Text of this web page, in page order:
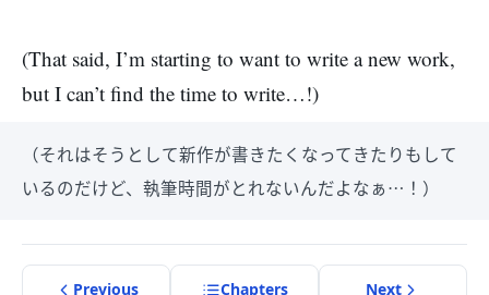
(That said, I’m starting to want to write a new work,
but I can’t find the time to write…!)
（それはそうとして新作が書きたくなってきたりもして
いるのだけど、執筆時間がとれないんだよなぁ…！）
Previous Chapters Next